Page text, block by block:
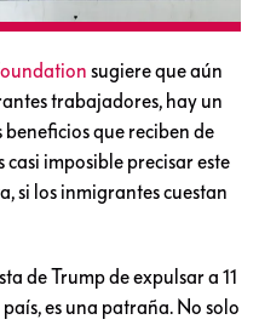
sugiere que aún
trabajadores, hay un
que reciben de
casi imposible precisar este
si los inmigrantes cuestan
de Trump de expulsar a 11
es una patraña. No solo